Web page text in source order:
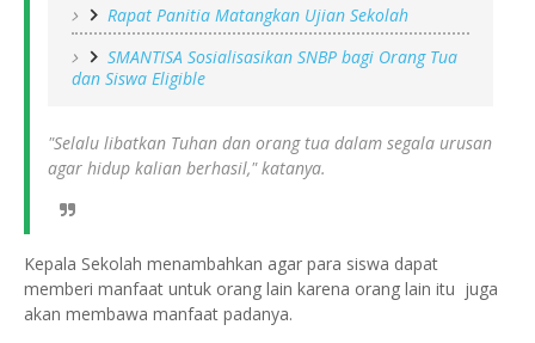
Rapat Panitia Matangkan Ujian Sekolah
SMANTISA Sosialisasikan SNBP bagi Orang Tua
dan Siswa Eligible
"Selalu libatkan Tuhan dan orang tua dalam segala urusan
agar hidup kalian berhasil," katanya.
Kepala Sekolah menambahkan agar para siswa dapat
memberi manfaat untuk orang lain karena orang lain itu juga
akan membawa manfaat padanya.